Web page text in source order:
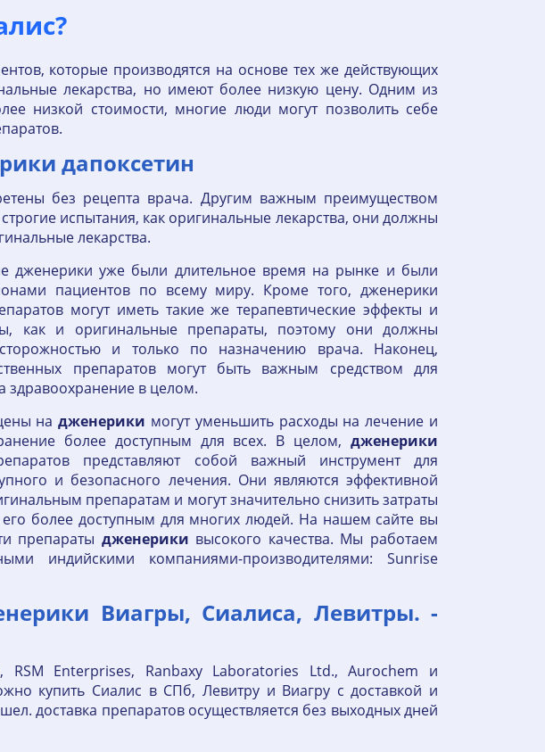
которые производятся на основе тех же действующих
лекарства, но имеют более низкую цену. Одним из
низкой стоимости, многие люди могут позволить себе
дапоксетин
без рецепта врача. Другим важным преимуществом
испытания, как оригинальные лекарства, они должны
лекарства.
дженерики уже были длительное время на рынке и были
пациентов по всему миру. Кроме того, дженерики
могут иметь такие же терапевтические эффекты и
как и оригинальные препараты, поэтому они должны
и только по назначению врача. Наконец,
препаратов могут быть важным средством для
здравоохранение в целом.
надженерики могут уменьшить расходы на лечение и
более доступным для всех. В целом, дженерики
представляют собой важный инструмент для
и безопасного лечения. Они являются эффективной
препаратам и могут значительно снизить затраты
его более доступным для многих людей. На нашем сайте вы
препараты дженерики высокого качества. Мы работаем
индийскими компаниями-производителями: Sunrise
Виагры, Сиалиса, Левитры. -
RSM Enterprises, Ranbaxy Laboratories Ltd., Aurochem и
купить Сиалис в СПб, Левитру и Виагру с доставкой и
доставка препаратов осуществляется без выходных дней